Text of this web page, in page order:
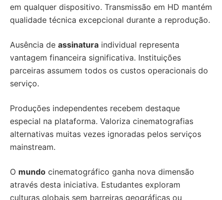
em qualquer dispositivo. Transmissão em HD mantém
qualidade técnica excepcional durante a reprodução.
Ausência de assinatura individual representa
vantagem financeira significativa. Instituições
parceiras assumem todos os custos operacionais do
serviço.
Produções independentes recebem destaque
especial na plataforma. Valoriza cinematografias
alternativas muitas vezes ignoradas pelos serviços
mainstream.
O mundo cinematográfico ganha nova dimensão
através desta iniciativa. Estudantes exploram
culturas globais sem barreiras geográficas ou